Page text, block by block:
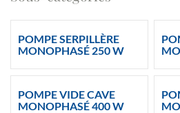
POMPE SERPILLÈRE
MONOPHASÉ 250 W
POMPE VIDE CAVE
MONOPHASÉ 400 W